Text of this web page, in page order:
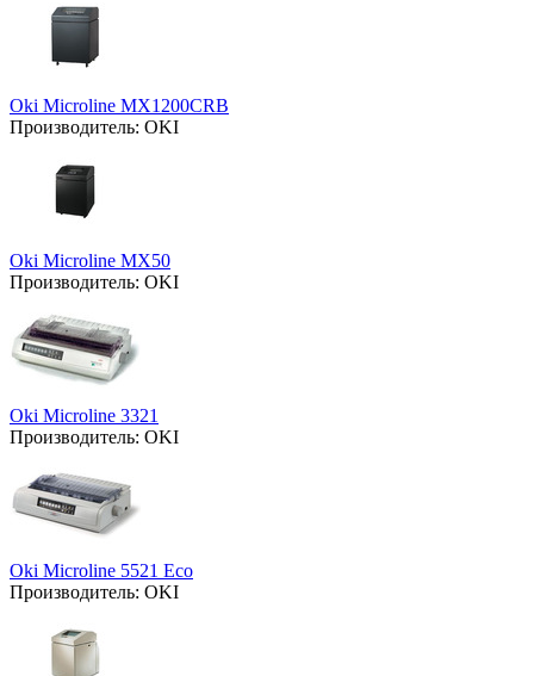
Oki Microline MX1200CRB
Производитель: OKI
Oki Microline MX50
Производитель: OKI
Oki Microline 3321
Производитель: OKI
Oki Microline 5521 Eco
Производитель: OKI